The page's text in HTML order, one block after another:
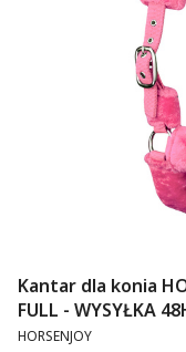
Kantar dla konia
FULL - WYSYŁKA
PRODUCENT
HORSENJOY